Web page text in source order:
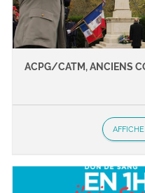
ACPG/CATM, ANCIENS